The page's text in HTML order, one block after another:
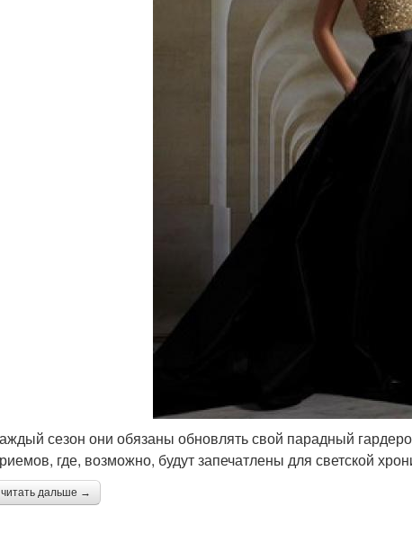
сезон они обязаны обновлять свой парадный
где, возможно, будут запечатлены для светской
читать дальше →